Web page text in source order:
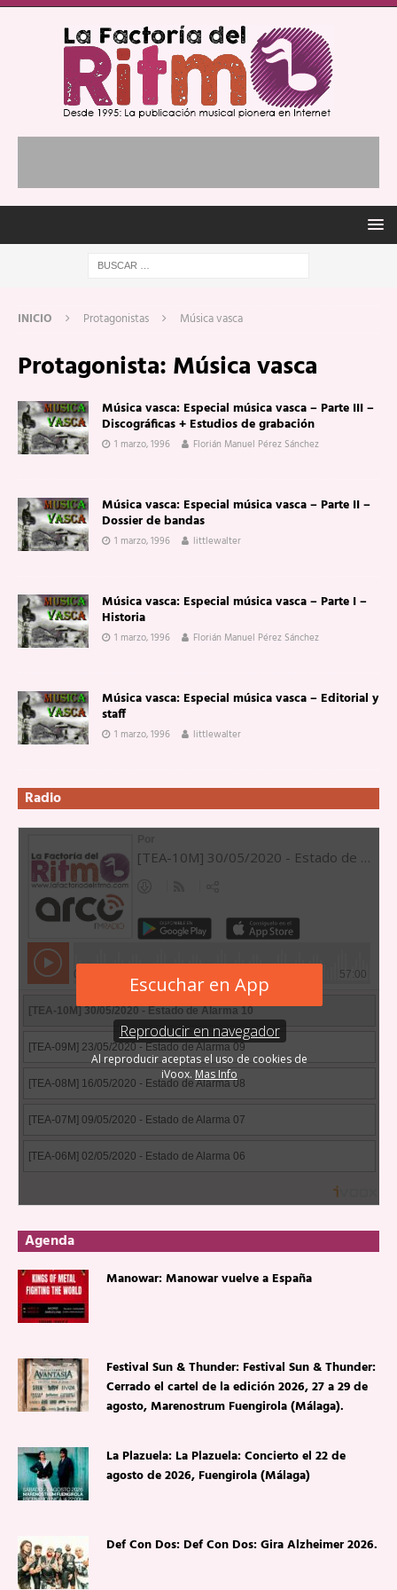
INICIO Protagonistas Música vasca
Protagonista: Música vasca
Música vasca: Especial música vasca – Parte III –
Discográficas + Estudios de grabación
1 marzo, 1996 Florián Manuel Pérez Sánchez
Música vasca: Especial música vasca – Parte II –
Dossier de bandas
1 marzo, 1996 littlewalter
Música vasca: Especial música vasca – Parte I –
Historia
1 marzo, 1996 Florián Manuel Pérez Sánchez
Música vasca: Especial música vasca – Editorial y
staff
1 marzo, 1996 littlewalter
Radio
Agenda
Manowar: Manowar vuelve a España
Festival Sun & Thunder: Festival Sun & Thunder:
Cerrado el cartel de la edición 2026, 27 a 29 de
agosto, Marenostrum Fuengirola (Málaga).
La Plazuela: La Plazuela: Concierto el 22 de
agosto de 2026, Fuengirola (Málaga)
Def Con Dos: Def Con Dos: Gira Alzheimer 2026.